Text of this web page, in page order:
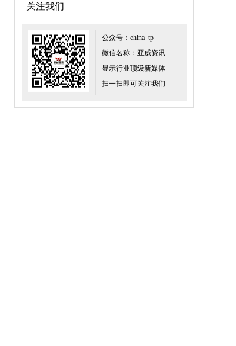
关注我们
公众号：china_tp
微信名称：亚威资讯
显示行业顶级新媒体
扫一扫即可关注我们